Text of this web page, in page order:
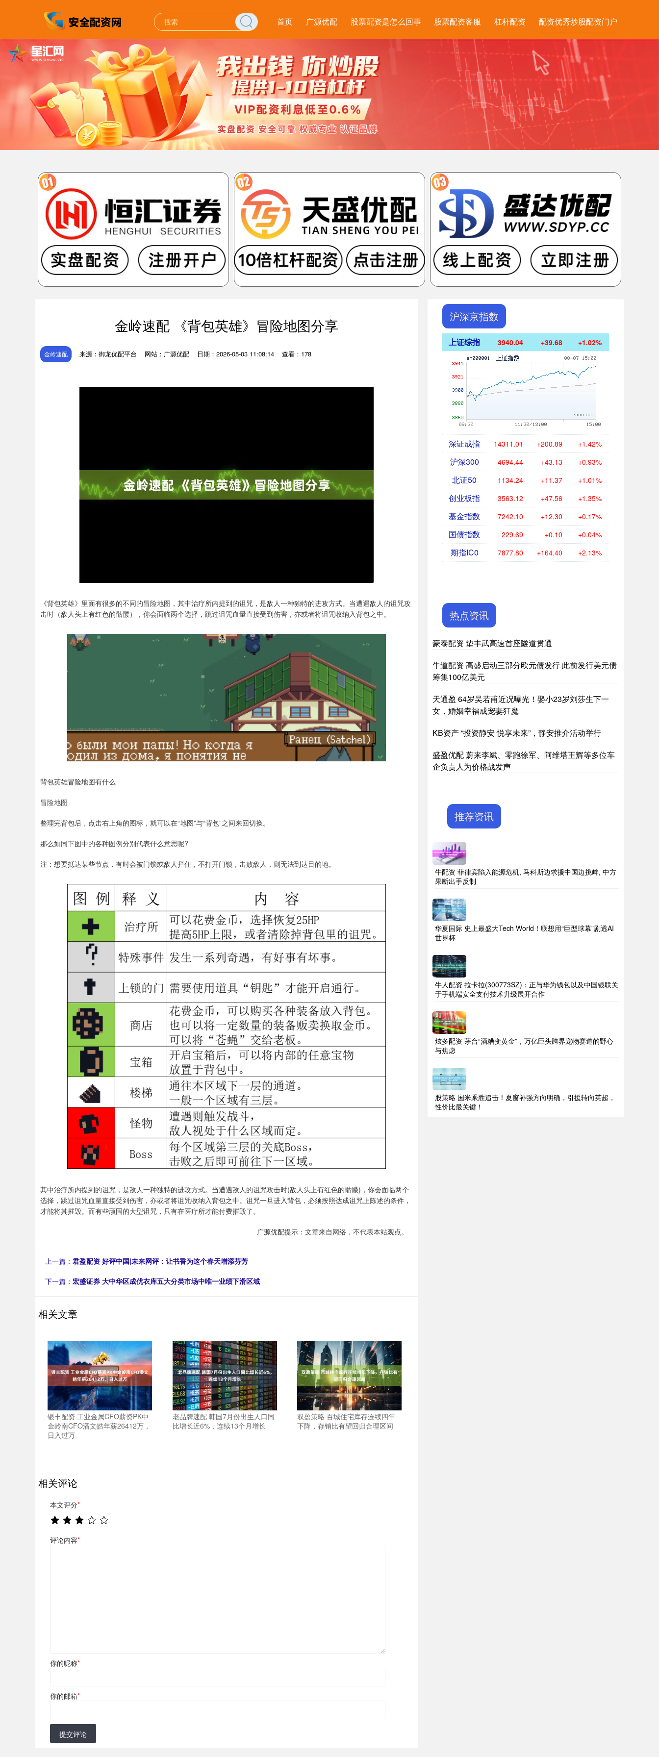
首页 广源优配 股票配资是怎么回事 股票配资客服 杠杆配资 配资优秀炒股配资门户
金岭速配 《背包英雄》冒险地图分享
金岭速配 来源：御龙优配平台 网站：广源优配 日期：2026-05-03 11:08:14 查看：178
《背包英雄》里面有很多的不同的冒险地图，其中治疗所内提到的诅咒，是敌人一种独特的进攻方式。当遭遇敌人的诅咒攻
击时（敌人头上有红色的骷髅），你会面临两个选择，跳过诅咒血量直接受到伤害，亦或者将诅咒收纳入背包之中。
背包英雄冒险地图有什么
冒险地图
整理完背包后，点击右上角的图标，就可以在“地图”与“背包”之间来回切换。
那么如同下图中的各种图例分别代表什么意思呢?
注：想要抵达某些节点，有时会被门锁或敌人拦住，不打开门锁，击败敌人，则无法到达目的地。
其中治疗所内提到的诅咒，是敌人一种独特的进攻方式。当遭遇敌人的诅咒攻击时(敌人头上有红色的骷髅)，你会面临两个
选择，跳过诅咒血量直接受到伤害，亦或者将诅咒收纳入背包之中。诅咒一旦进入背包，必须按照达成诅咒上陈述的条件，
才能将其摧毁。而有些顽固的大型诅咒，只有在医疗所才能付费摧毁了。
广源优配提示：文章来自网络，不代表本站观点。
上一篇： 君盈配资 好评中国|未来网评：让书香为这个春天增添芬芳
下一篇： 宏盛证券 大中华区成优衣库五大分类市场中唯一业绩下滑区域
相关文章
银丰配资 工业金属CFO薪资PK中
金岭南CFO潘文皓年薪26412万，
日入过万
老品牌速配 韩国7月份出生人口同
比增长近6%，连续13个月增长
双盈策略 百城住宅库存连续四年
下降，存销比有望回归合理区间
相关评论
本文评分*
评论内容*
你的昵称*
你的邮箱*
提交评论
沪深京指数
上证综指 3940.04 +39.68 +1.02%
深证成指 14311.01 +200.89 +1.42%
沪深300 4694.44 +43.13 +0.93%
北证50 1134.24 +11.37 +1.01%
创业板指 3563.12 +47.56 +1.35%
基金指数 7242.10 +12.30 +0.17%
国债指数 229.69 +0.10 +0.04%
期指IC0 7877.80 +164.40 +2.13%
热点资讯
豪泰配资 垫丰武高速首座隧道贯通
牛道配资 高盛启动三部分欧元债发行 此前发行美元债
筹集100亿美元
天通盈 64岁吴若甫近况曝光！娶小23岁刘莎生下一
女，婚姻幸福成宠妻狂魔
KB资产 “投资静安 悦享未来”，静安推介活动举行
盛盈优配 蔚来李斌、零跑徐军、阿维塔王辉等多位车
企负责人为价格战发声
推荐资讯
牛配资 菲律宾陷入能源危机, 马科斯边求援中国边挑衅, 中方
果断出手反制
华夏国际 史上最盛大Tech World！联想用“巨型球幕”剧透AI
世界杯
牛人配资 拉卡拉(300773SZ)：正与华为钱包以及中国银联关
于手机端安全支付技术升级展开合作
炫多配资 茅台“酒糟变黄金”，万亿巨头跨界宠物赛道的野心
与焦虑
股策略 国米乘胜追击！夏窗补强方向明确，引援转向英超，
性价比最关键！